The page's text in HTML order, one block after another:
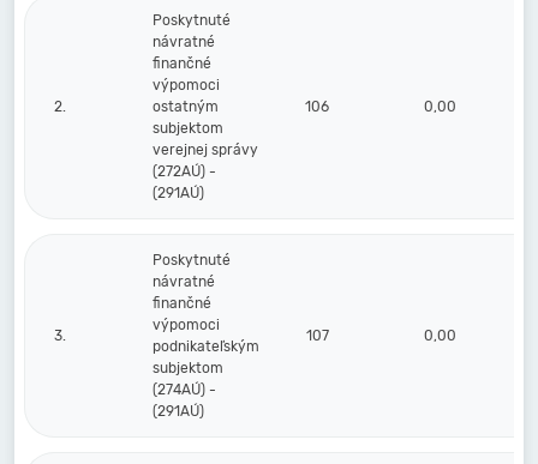
2.
Poskytnuté
návratné
finančné
výpomoci
ostatným
subjektom
verejnej správy
(272AÚ) -
(291AÚ)
106 0,00
3.
Poskytnuté
návratné
finančné
výpomoci
podnikateľským
subjektom
(274AÚ) -
(291AÚ)
107 0,00